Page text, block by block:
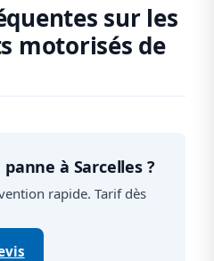
sur les
motorisés de
à Sarcelles ?
rapide. Tarif dès